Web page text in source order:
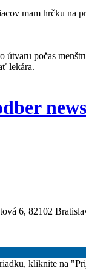
mam hrčku na
útvaru počas
lekára.
6, 82102
kliknite na